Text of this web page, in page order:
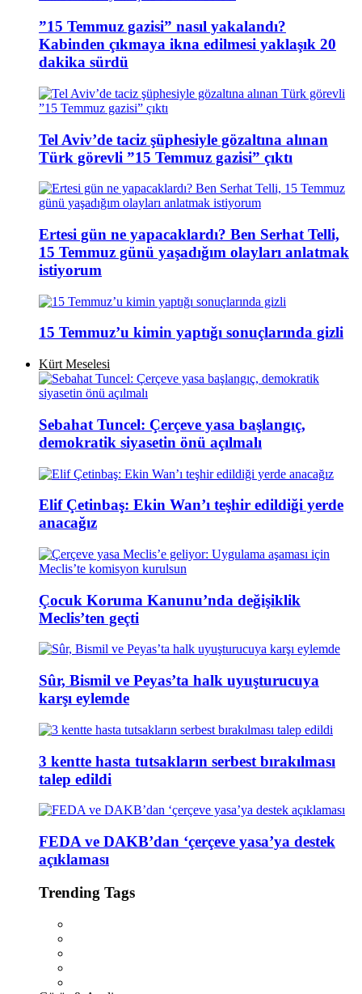
”15 Temmuz gazisi” nasıl yakalandı?
Kabinden çıkmaya ikna edilmesi yaklaşık 20
dakika sürdü
Tel Aviv’de taciz şüphesiyle gözaltına alınan
Türk görevli ”15 Temmuz gazisi” çıktı
Ertesi gün ne yapacaklardı? Ben Serhat Telli,
15 Temmuz günü yaşadığım olayları anlatmak
istiyorum
15 Temmuz’u kimin yaptığı sonuçlarında gizli
Kürt Meselesi
Sebahat Tuncel: Çerçeve yasa başlangıç,
demokratik siyasetin önü açılmalı
Elif Çetinbaş: Ekin Wan’ı teşhir edildiği yerde
anacağız
Çocuk Koruma Kanunu’nda değişiklik
Meclis’ten geçti
Sûr, Bismil ve Peyas’ta halk uyuşturucuya
karşı eylemde
3 kentte hasta tutsakların serbest bırakılması
talep edildi
FEDA ve DAKB’dan ‘çerçeve yasa’ya destek
açıklaması
Trending Tags